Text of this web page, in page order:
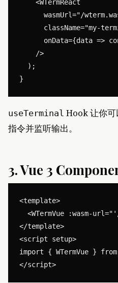
    <WTermReact
wasmUrl="/
className="my-
onData={data =>
    />
  );
useTerminal Hook 让你可
指令并监听输出。
3. Vue 3
<template>
<WTermVue :wasm-
</template>
<script setup>
import { WTermVue }